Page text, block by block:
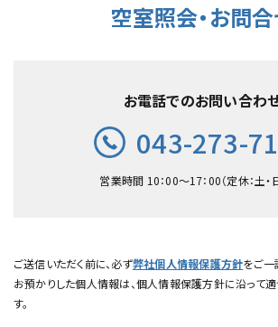
空室照会・お問
お電話でのお問い合わ
043-273-
営業時間 10：00〜17：00（定休：土・日
ご送信いただく前に、必ず弊社個人情報保護方針をご一
お預かりした個人情報は、個人情報保護方針に沿って
す。